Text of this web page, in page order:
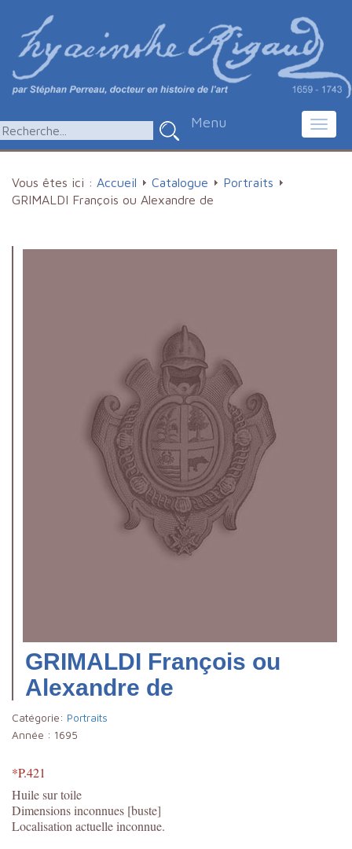
Menu
Vous êtes ici : Accueil Catalogue
Portraits
GRIMALDI François ou Alexandre de
GRIMALDI François ou
Alexandre de
Catégorie: Portraits
Année : 1695
*P.421
Huile sur toile
Dimensions inconnues [buste]
Localisation actuelle inconnue.